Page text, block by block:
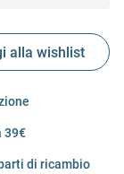
39€
di ricambio